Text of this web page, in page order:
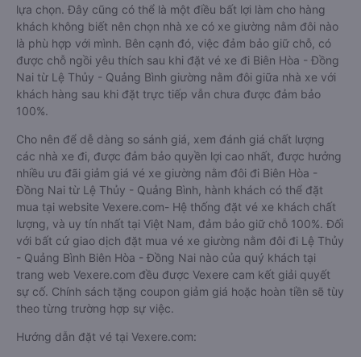
lựa chọn. Đây cũng có thể là một điều bất lợi làm cho hàng
khách không biết nên chọn nhà xe có xe giường nằm đôi nào
là phù hợp với mình. Bên cạnh đó, việc đảm bảo giữ chỗ, có
được chỗ ngồi yêu thích sau khi đặt vé xe đi Biên Hòa - Đồng
Nai từ Lệ Thủy - Quảng Bình giường nằm đôi giữa nhà xe với
khách hàng sau khi đặt trực tiếp vẫn chưa được đảm bảo
100%.
Cho nên để dễ dàng so sánh giá, xem đánh giá chất lượng
các nhà xe đi, được đảm bảo quyền lợi cao nhất, được hưởng
nhiều ưu đãi giảm giá vé xe giường nằm đôi đi Biên Hòa -
Đồng Nai từ Lệ Thủy - Quảng Bình, hành khách có thể đặt
mua tại website Vexere.com- Hệ thống đặt vé xe khách chất
lượng, và uy tín nhất tại Việt Nam, đảm bảo giữ chỗ 100%. Đối
với bất cứ giao dịch đặt mua vé xe giường nằm đôi đi Lệ Thủy
- Quảng Bình Biên Hòa - Đồng Nai nào của quý khách tại
trang web Vexere.com đều được Vexere cam kết giải quyết
sự cố. Chính sách tặng coupon giảm giá hoặc hoàn tiền sẽ tùy
theo từng trường hợp sự việc.
Hướng dẫn đặt vé tại Vexere.com: